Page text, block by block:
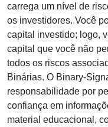
carrega um nível de
os investidores. Você
capital investido; logo,
capital que você não
todos os riscos
Binárias. O Binary-
responsabilidade por
confiança em
material educacional,